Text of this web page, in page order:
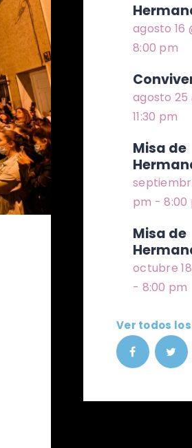
agosto 16
8:00 pm
agosto 25
11:30 pm
Misa de
pm -8:00
Misa de
octubre
- 8:00 pm
Ver todos